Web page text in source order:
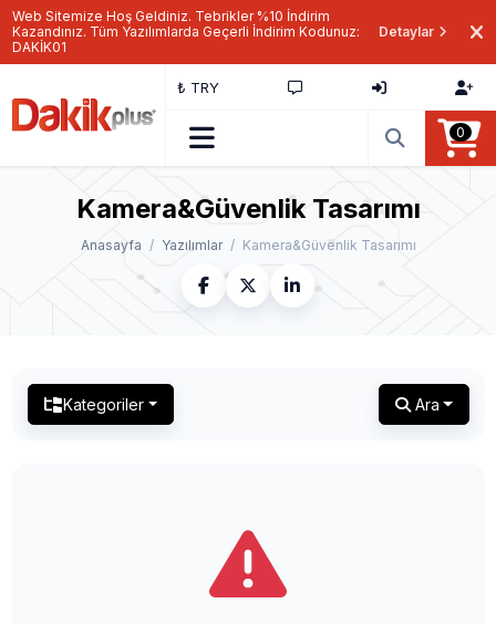
Web Sitemize Hoş Geldiniz. Tebrikler %10 İndirim
Kazandınız. Tüm Yazılımlarda Geçerli İndirim Kodunuz:
DAKİK01
Detaylar
₺ TRY
0
Kamera&Güvenlik Tasarımı
Anasayfa Yazılımlar Kamera&Güvenlik Tasarımı
Kategoriler Ara